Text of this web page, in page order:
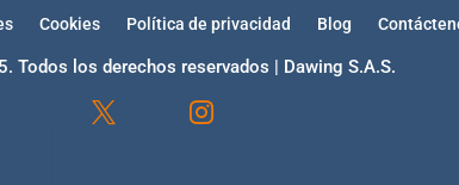
Cookies Política de privacidad Blog
Todos los derechos reservados | Dawing S.A.S.
 